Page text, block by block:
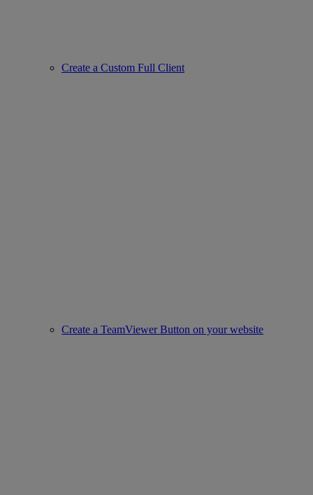
Create a Custom Full Client
Create a TeamViewer Button on your website